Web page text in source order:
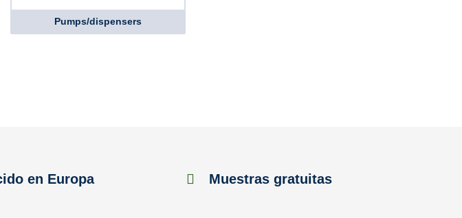
Pumps/dispensers
en Europa Muestras gratuitas